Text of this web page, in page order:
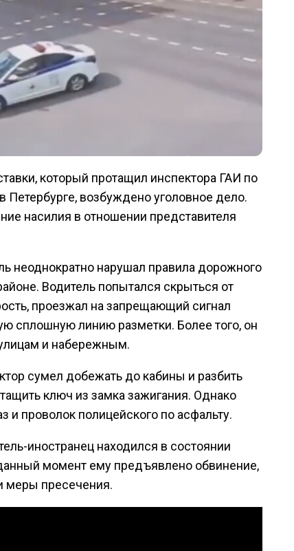
который протащил инспектора ГАИ по
Петербурге, возбуждено уголовное дело.
насилия в отношении представителя
неоднократно нарушал правила дорожного
Водитель попытался скрыться от
проезжал на запрещающий сигнал
сплошную линию разметки. Более того, он
и набережным.
сумел добежать до кабины и разбить
ключ из замка зажигания. Однако
и проволок полицейского по асфальту.
иностранец находился в состоянии
момент ему предъявлено обвинение,
меры пресечения.